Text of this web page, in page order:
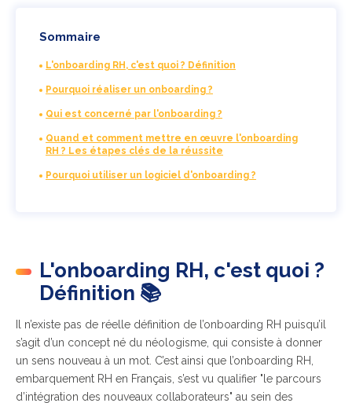
Sommaire
L'onboarding RH, c'est quoi ? Définition
Pourquoi réaliser un onboarding ?
Qui est concerné par l'onboarding ?
Quand et comment mettre en œuvre l'onboarding
RH ? Les étapes clés de la réussite
Pourquoi utiliser un logiciel d'onboarding ?
L'onboarding RH, c'est quoi ?
Définition 📚
Il n’existe pas de réelle définition de l’onboarding RH puisqu’il
s’agit d’un concept né du néologisme, qui consiste à donner
un sens nouveau à un mot. C’est ainsi que l’onboarding RH,
embarquement RH en Français, s’est vu qualifier "le parcours
d’intégration des nouveaux collaborateurs" au sein des